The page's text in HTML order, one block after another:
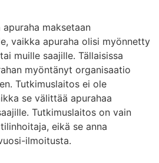
maksetaan
vaikka apuraha olisi myönnetty
muille saajille. Tällaisissa
myöntänyt organisaatio
Tutkimuslaitos ei ole
se välittää apurahaa
Tutkimuslaitos on vain
eikä se anna
ilmoitusta.